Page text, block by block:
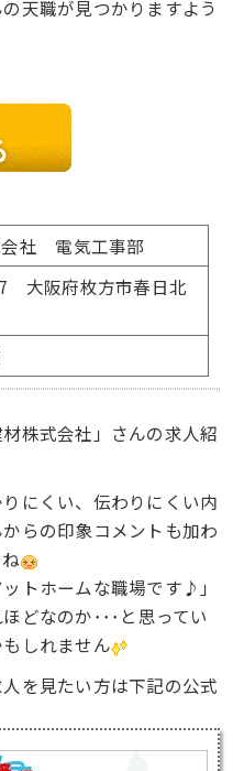
職が見つかりますよう
会社 電気工事部
大阪府枚方市春日北
株式会社」さんの求人紹
にくい、伝わりにくい内
らの印象コメントも加わ
トホームな職場です♪」
どなのか･･･と思ってい
しれません
を見たい方は下記の公式